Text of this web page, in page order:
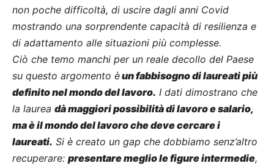
non poche difficoltà, di uscire dagli anni Covid
mostrando una sorprendente capacità di resilienza e
di adattamento alle situazioni più complesse.
Ciò che temo manchi per un reale decollo del Paese
su questo argomento èun fabbisogno di laureati più
definito nel mondo del lavoro. I dati dimostrano che
la laurea dà maggiori possibilità di lavoro e salario,
ma è il mondo del lavoro che deve cercare i
laureati. Si è creato un gap che dobbiamo senz’altro
recuperare: presentare meglio le figure intermedie,